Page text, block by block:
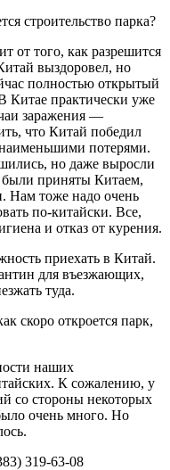
строительство парка?
от того, как разрешится
выздоровел, но
полностью открытый
Китае практически уже
заражения ―
что Китай победил
потерями.
но даже выросли
были приняты Китаем,
Нам тоже надо очень
по-китайски. Все,
и отказ от курения.
приехать в Китай.
для въезжающих,
туда.
скоро откроется парк,
наших
К сожалению, у
со стороны некоторых
очень много. Но
319-63-08